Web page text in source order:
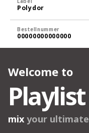
Polydor
Bestellnummer
00000000000000